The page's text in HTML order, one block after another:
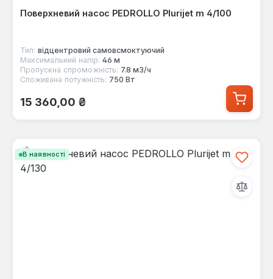
Поверхневий насос PEDROLLO Plurijet m 4/100
Тип: відцентровий самовсмоктуючий
Максимальний напір: 46 м
Пропускна спроможність: 7.8 м3/ч
Споживана потужність: 750 Вт
Звичайна ціна:
15 360,00 ₴
В наявності